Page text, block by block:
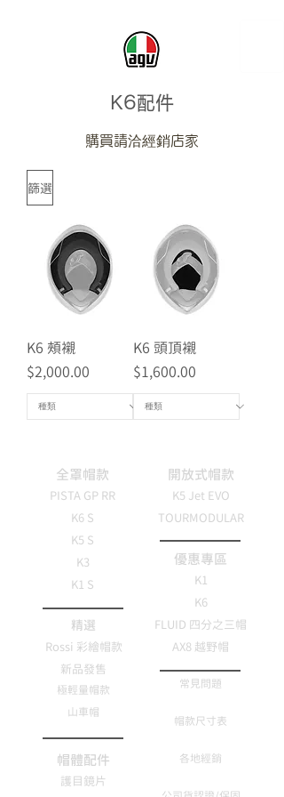
K6配件
購買請洽經銷店家
篩選
K6 頰襯
價格
$2,000.00
K6 頭頂襯
價格
$1,600.00
全罩帽款
PISTA GP RR
K6 S
K5 S
K3
K1 S
精選
Rossi 彩繪帽款
新品發售
極輕量帽款
山車帽
帽體配件
護目鏡片
開放式帽款
K5 Jet EVO
TOURMODULAR
優惠專區
K1
K6
FLUID 四分之三帽
AX8 越野帽
常見問題
帽款尺寸表
各地經銷